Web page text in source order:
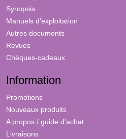
Synopsis
Manuels d'exploitation
Autres documents
Revues
Chèques-cadeaux
Information
Promotions
Nouveaux produits
A propos / guide d'achat
Livraisons